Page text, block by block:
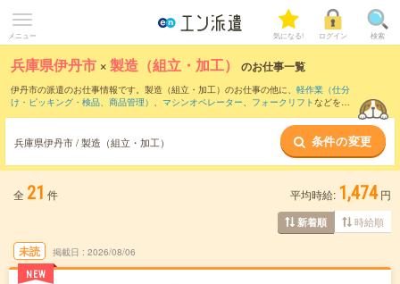
メニュー 気になる! ログイン 検索
兵庫県伊丹市 ×製造（組立・加工） のお仕事一覧
伊丹市の派遣のお仕事情報です。製造（組立・加工）のお仕事の他に、 軽作業（仕分
け・ピッキング・検品、商品管理） 、 マシンオペレーター、 フォークリフトなどを取
製造（組立・加工）のお仕事とは？とは？
兵庫県伊丹市 / 製造（組立・加工） 条件の変更
全 21 件 平均時給: 1,474 円
新着順 時給順
未読
NEW
掲載日 2026/08/06